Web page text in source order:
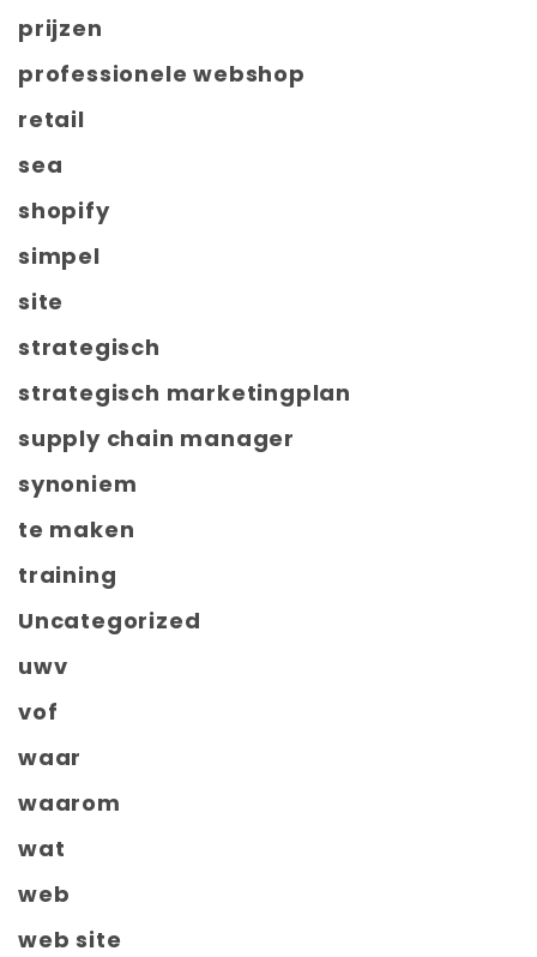
prijzen
professionele webshop
retail
sea
shopify
simpel
site
strategisch
strategisch marketingplan
supply chain manager
synoniem
te maken
training
Uncategorized
uwv
vof
waar
waarom
wat
web
web site